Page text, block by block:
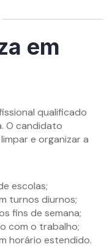
em
qualificado
O candidato
e organizar a
escolas;
turnos diurnos;
fins de semana;
com o trabalho;
horário estendido.